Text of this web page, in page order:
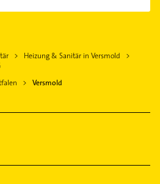
Heizung & Sanitär in Versmold
Versmold